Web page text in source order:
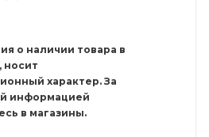
о наличии товара в
носит
характер. За
информацией
в магазины.